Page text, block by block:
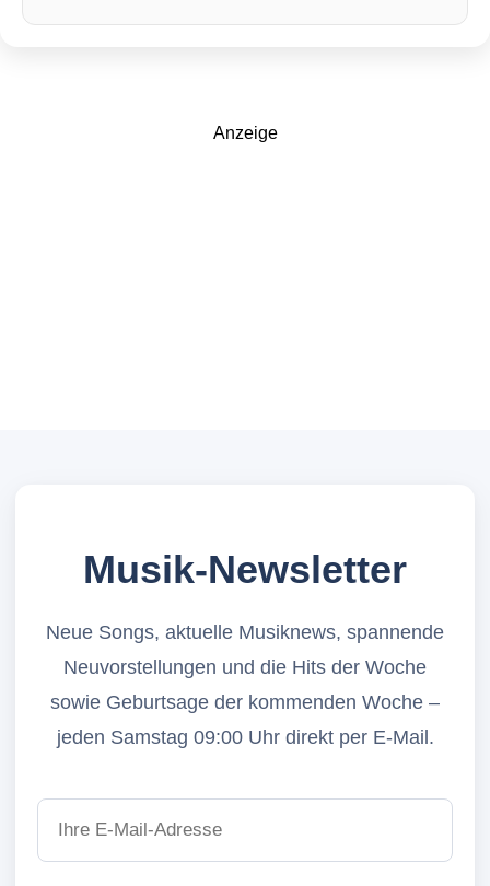
Anzeige
Musik-Newsletter
Neue Songs, aktuelle Musiknews, spannende
Neuvorstellungen und die Hits der Woche
sowie Geburtsage der kommenden Woche –
jeden Samstag 09:00 Uhr direkt per E-Mail.